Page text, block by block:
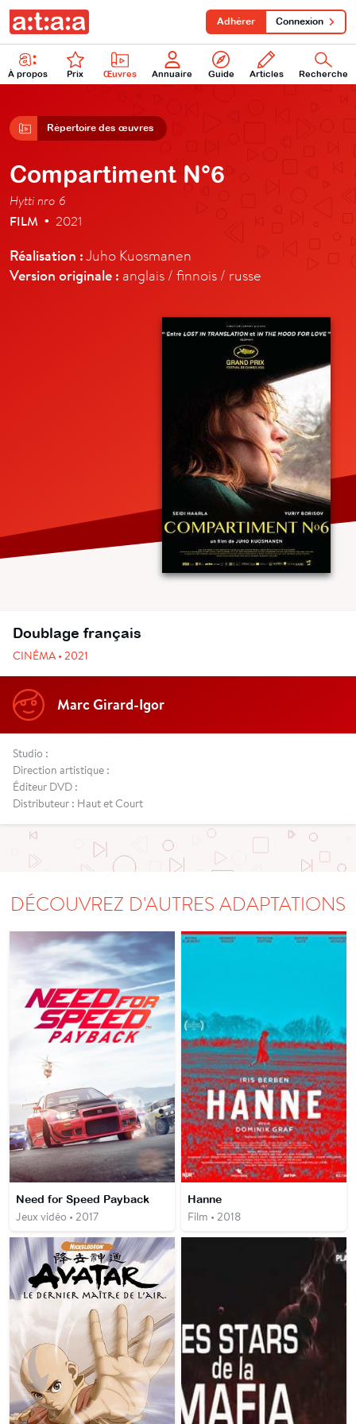
À propos Prix Œuvres Annuaire Guide Articles Recherche
Adhérer Connexion
Répertoire des œuvres
Compartiment N°6
Hytti nro 6
FILM • 2021
Réalisation :Juho Kuosmanen
Version originale : anglais / finnois / russe
Doublage français
CINÉMA • 2021
Marc Girard-Igor
Studio :
Direction artistique :
Éditeur DVD :
Distributeur : Haut et Court
DÉCOUVREZ D'AUTRES ADAPTATIONS
Need for Speed Payback
Jeux vidéo • 2017
Hanne
Film • 2018